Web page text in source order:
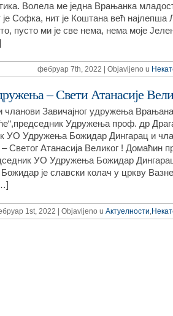
Волела ме једна Врањанка
је Софка, нит је Коштана већ
пусто ми је све нема, нема моје
фебруар 7th, 2022 | Objavljeno u
– Свети Атанасије
чланови Завичајног удружења
Удружења проф. др
УО Удружења Божидар Дингарац и
Светог Атанасија Великог ! Домаћин
УО Удружења Божидар
Божидар је славски колач у цркву
1st, 2022 | Objavljeno u Актуелности,